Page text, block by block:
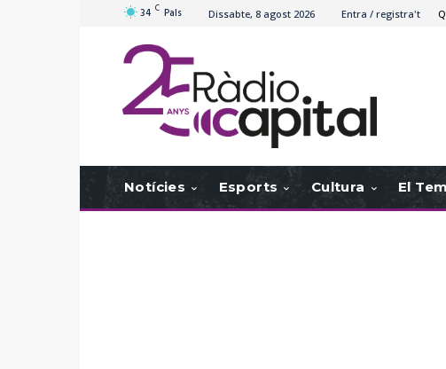
34 C Pals Dissabte, 8 agost 2026 Entra / registra't
Notícies Esports Cultura El